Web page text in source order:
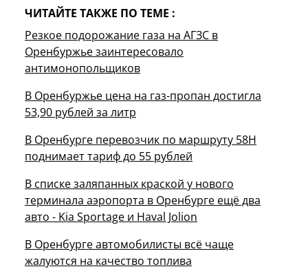
ЧИТАЙТЕ ТАКЖЕ ПО ТЕМЕ :
Резкое подорожание газа на АГЗС в
Оренбуржье заинтересовало
антимонопольщиков
В Оренбуржье цена на газ-пропан достигла
53,90 рублей за литр
В Оренбурге перевозчик по маршруту 58Н
поднимает тариф до 55 рублей
В списке заляпанных краской у нового
терминала аэропорта в Оренбурге ещё два
авто - Kia Sportage и Haval Jolion
В Оренбурге автомобилисты всё чаще
жалуются на качество топлива